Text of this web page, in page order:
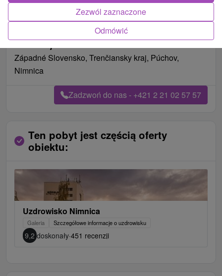
Pożywieniepełne wyżywienie
Data ważności na pobyt01.01.2000
Západné Slovensko, Trenčiansky kraj, Púchov,
Nimnica
Zadzwoń do nas - +421 2 21 02 57 57
Ten pobyt jest częścią oferty
obiektu:
Uzdrowisko Nimnica
Galeria Szczegółowe informacje o uzdrowisku
9,2 doskonały·451 recenzji
Odmówić
Zezwól zaznaczone